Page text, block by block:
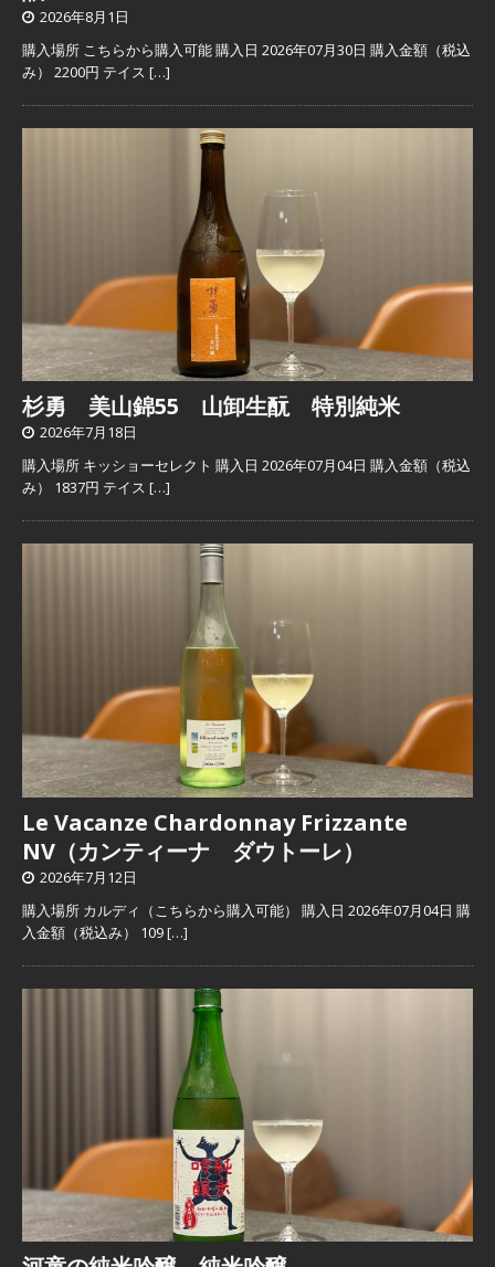
2026年8月1日
購入場所 こちらから購入可能 購入日 2026年07月30日 購入金額（税込
み） 2200円 テイス […]
杉勇 美山錦55 山卸生酛 特別純米
2026年7月18日
購入場所 キッショーセレクト 購入日 2026年07月04日 購入金額（税込
み） 1837円 テイス […]
Le Vacanze Chardonnay Frizzante
NV（カンティーナ ダウトーレ）
2026年7月12日
購入場所 カルディ（こちらから購入可能） 購入日 2026年07月04日 購
入金額（税込み） 109[…]